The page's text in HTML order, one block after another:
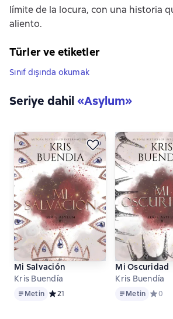
límite de la locura, con una historia
aliento.
Türler ve etiketler
Sınıf dışında okumak
Seriye dahil«Asylum»
Mi Salvación
Kris Buendía
MetinMetin Средний рейтинг 2 на основе 1
21
Mi Oscuridad
Kris Buendía
MetinMetin 0